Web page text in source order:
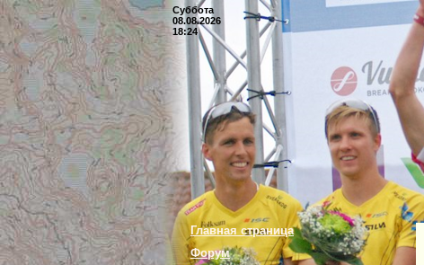
Суббота
08.08.2026
18:24
Главная страница
Форум